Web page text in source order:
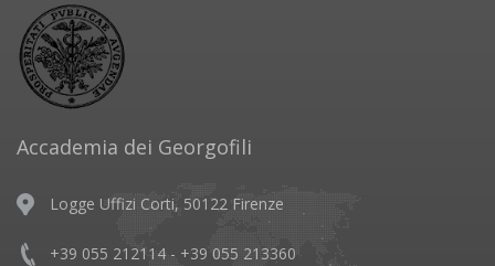
Accademia dei Georgofili
Logge Uffizi Corti, 50122 Firenze
+39 055 212114 - +39 055 213360